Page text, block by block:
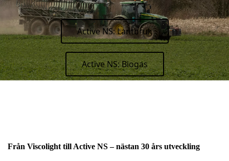
Active NS: Lantbruk
Active NS: Biogas
Från Viscolight till Active NS – nästan 30 års utveckling